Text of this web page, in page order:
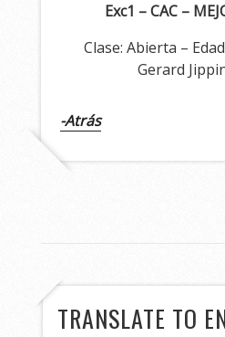
Exc1 – CAC –
Clase: Abierta –
Gerard
-Atrás
TRANSLATE TO